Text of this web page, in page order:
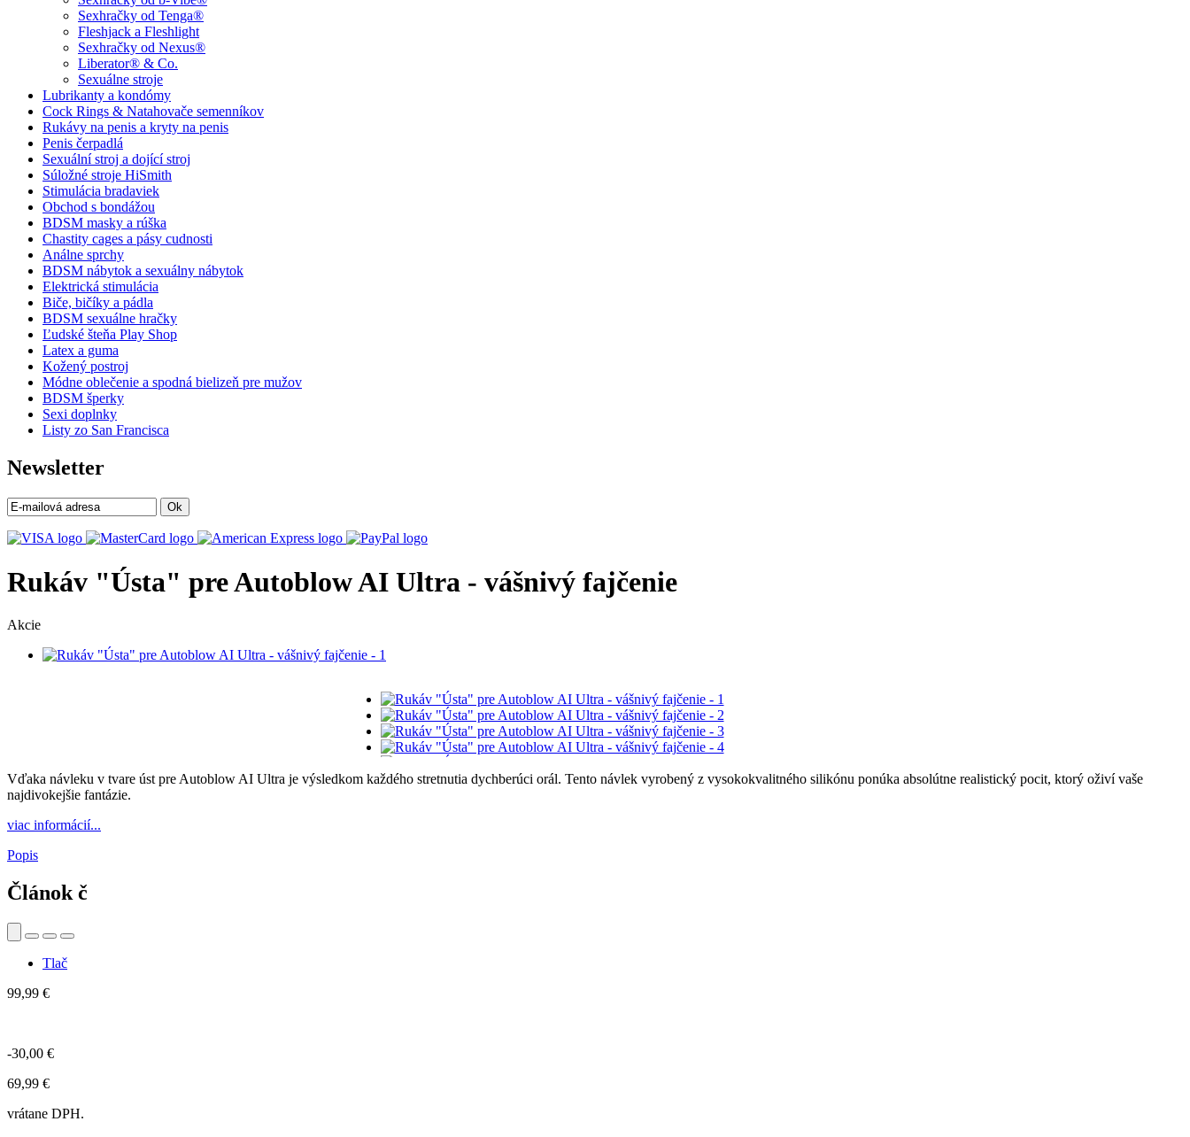
Sexhračky od Tenga®
Fleshjack a Fleshlight
Sexhračky od Nexus®
Liberator® & Co.
Sexuálne stroje
Lubrikanty a kondómy
Cock Rings & Natahovače semenníkov
Rukávy na penis a kryty na penis
Penis čerpadlá
Sexuální stroj a dojící stroj
Súložné stroje HiSmith
Stimulácia bradaviek
Obchod s bondážou
BDSM masky a rúška
Chastity cages a pásy cudnosti
Análne sprchy
BDSM nábytok a sexuálny nábytok
Elektrická stimulácia
Biče, bičíky a pádla
BDSM sexuálne hračky
Ľudské šteňa Play Shop
Latex a guma
Kožený postroj
Módne oblečenie a spodná bielizeň pre mužov
BDSM šperky
Sexi doplnky
Listy zo San Francisca
Newsletter
Ok
Rukáv "Ústa" pre Autoblow AI Ultra - vášnivý fajčenie
Akcie
Vďaka návleku v tvare úst pre Autoblow AI Ultra je výsledkom každého stretnutia dychberúci orál. Tento návlek vyrobený z vysokokvalitného silikónu ponúka absolútne realistický pocit, ktorý oživí vaše
najdivokejšie fantázie.
viac informácií...
Popis
Článok č
Tlač
99,99 €
-30,00 €
69,99 €
vrátane DPH.